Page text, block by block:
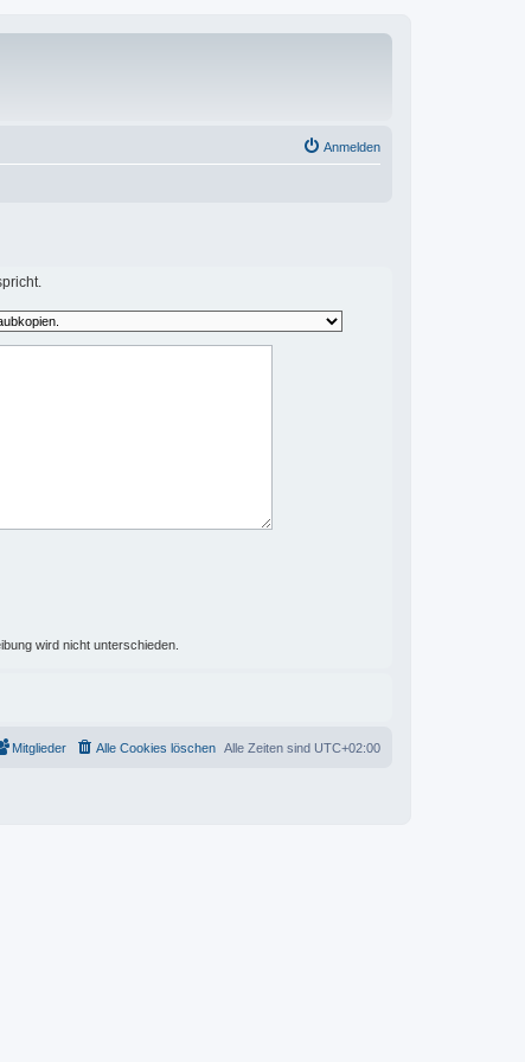
Anmelden
wird nicht unterschieden.
Alle Zeiten sind UTC+02:00
Alle Cookies löschen
Mitglieder